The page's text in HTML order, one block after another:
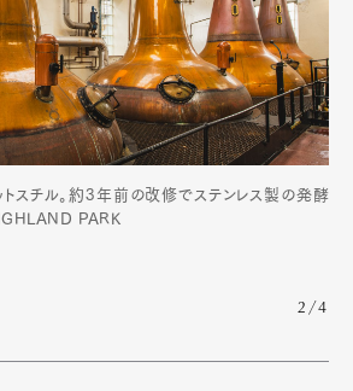
トスチル。約3年前の改修でステンレス製の発酵
PARK
2/4